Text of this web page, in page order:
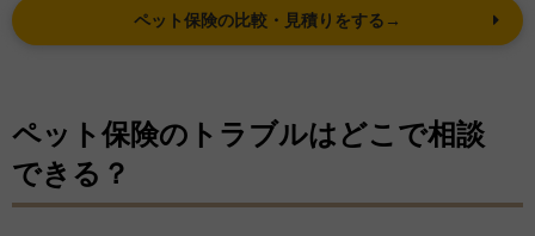
ペット保険の比較・見積りをする→
ペット保険のトラブルはどこで相談
できる？